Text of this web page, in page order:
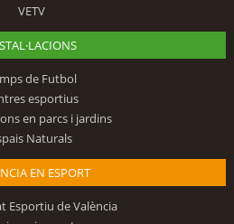
VETV
de Futbol
esportius
en parcs i jardins
Naturals
EN ESPORT
Esportiu de València